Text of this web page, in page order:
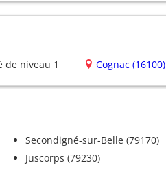
niveau 1 Cognac (16100)
Secondigné-sur-Belle (79170)
Juscorps (79230)